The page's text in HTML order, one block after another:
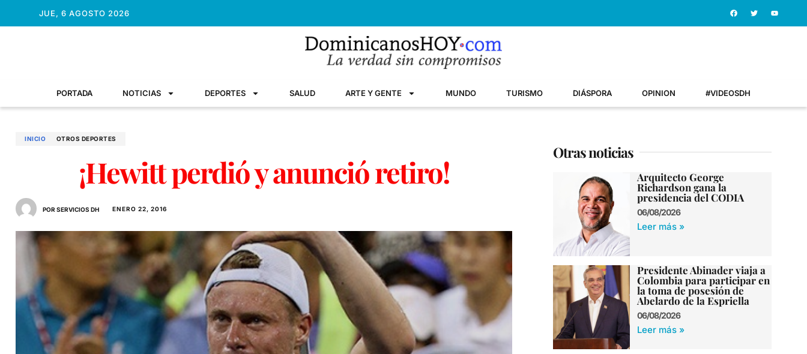
JUE, 6 AGOSTO 2026
PORTADA NOTICIAS DEPORTES SALUD ARTE Y GENTE MUNDO TURISMO DIÁSPORA OPINION #VIDEOSDH
INICIO OTROS DEPORTES
¡Hewitt perdió y anunció retiro!
POR SERVICIOS DH ENERO 22, 2016
Otras noticias
Arquitecto George
Richardson gana la
presidencia del CODIA
06/08/2026
Leer más »
Presidente Abinader viaja a
Colombia para participar en
la toma de posesión de
Abelardo de la Espriella
06/08/2026
Leer más »